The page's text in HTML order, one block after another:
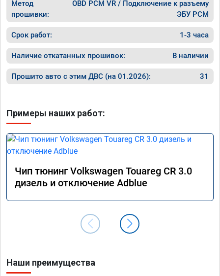
Метод
прошивки:
OBD PCM VR / Подключение к разъему
ЭБУ PCM
Срок работ: 1-3 часа
Наличие откатанных прошивок: В наличии
Прошито авто с этим ДВС (на 01.2026): 31
Примеры наших работ:
Чип тюнинг Volkswagen Touareg CR 3.0
дизель и отключение Adblue
Наши преимущества